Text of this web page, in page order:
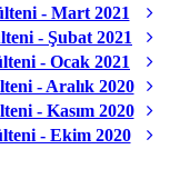
- Mart 2021
- Şubat 2021
- Ocak 2021
- Aralık 2020
- Kasım 2020
- Ekim 2020